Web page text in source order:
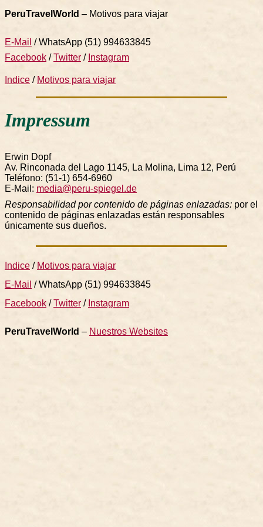
PeruTravelWorld – Motivos para viajar
E-Mail / WhatsApp (51) 994633845
Facebook /Twitter / Instagram
Indice / Motivos para viajar
Impressum
Erwin Dopf
Av. Rinconada del Lago 1145, La Molina, Lima 12, Perú
Teléfono: (51-1) 654-6960
E-Mail: media@peru-spiegel.de
Responsabilidad por contenido de páginas enlazadas: por el
contenido de páginas enlazadas están responsables
únicamente sus dueños.
Indice / Motivos para viajar
E-Mail / WhatsApp (51) 994633845
Facebook /Twitter / Instagram
PeruTravelWorld – Nuestros Websites